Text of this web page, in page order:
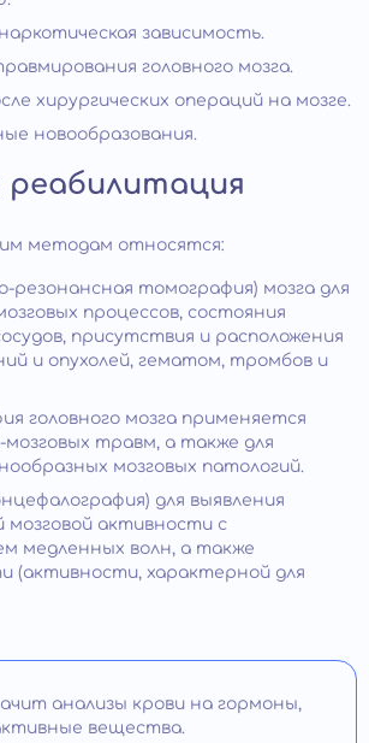
зависимость.
головного мозга.
хирургических операций на мозге.
новообразования.
реабилитация
методам относятся:
резонансная томография) мозга для
процессов, состояния
присутствия и расположения
и опухолей, гематом, тромбов и
головного мозга применяется
мозговых травм, а также для
мозговых патологий.
для выявления
мозговой активности с
медленных волн, а также
(активности, характерной для
анализы крови на гормоны,
вещества.